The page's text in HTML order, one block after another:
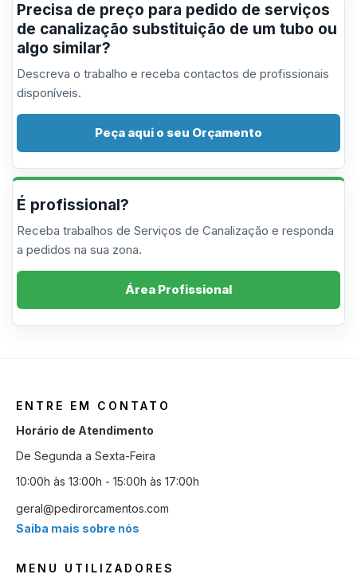
Precisa de preço para pedido de serviços
de canalização substituição de um tubo ou
algo similar?
Descreva o trabalho e receba contactos de profissionais
disponíveis.
Peça aqui o seu Orçamento
É profissional?
Receba trabalhos de Serviços de Canalização e responda
a pedidos na sua zona.
Área Profissional
ENTRE EM CONTATO
Horário de Atendimento
De Segunda a Sexta-Feira
10:00h às 13:00h - 15:00h às 17:00h
geral@pedirorcamentos.com
Saiba mais sobre nós
MENU UTILIZADORES